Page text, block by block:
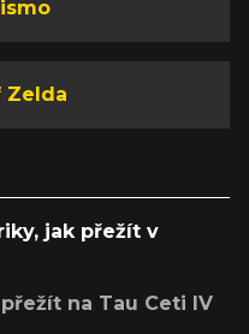
Zelda
jak přežít v
na Tau Ceti IV